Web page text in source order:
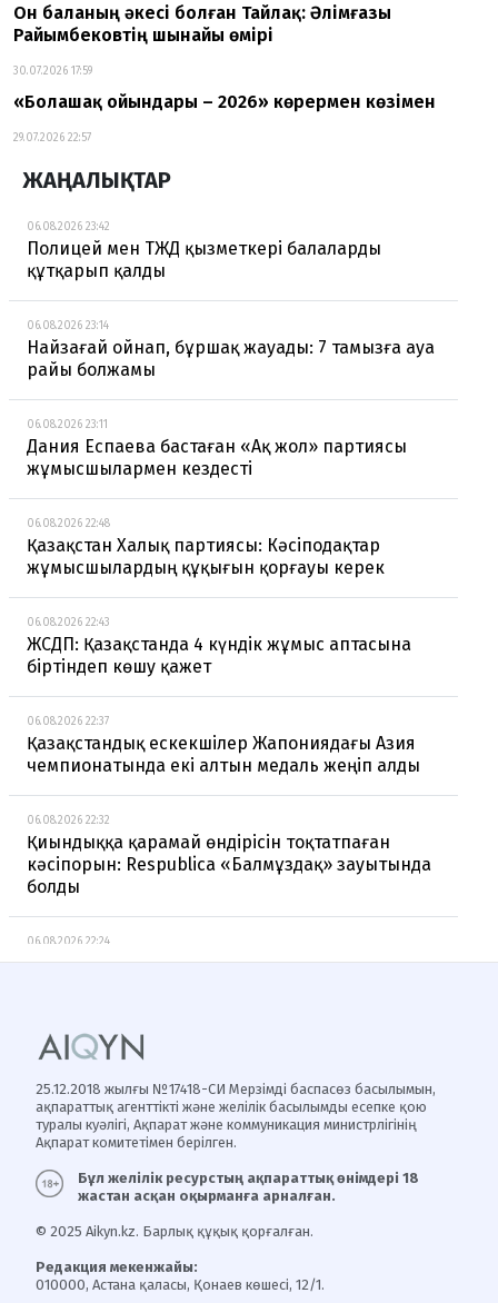
Он баланың әкесі болған Тайлақ: Әлімғазы
Райымбековтің шынайы өмірі
30.07.2026 17:59
«Болашақ ойындары – 2026» көрермен көзімен
29.07.2026 22:57
ЖАҢАЛЫҚТАР
06.08.2026 23:42
Полицей мен ТЖД қызметкері балаларды
құтқарып қалды
06.08.2026 23:14
Найзағай ойнап, бұршақ жауады: 7 тамызға ауа
райы болжамы
06.08.2026 23:11
Дания Еспаева бастаған «Ақ жол» партиясы
жұмысшылармен кездесті
06.08.2026 22:48
Қазақстан Халық партиясы: Кәсіподақтар
жұмысшылардың құқығын қорғауы керек
06.08.2026 22:43
ЖСДП: Қазақстанда 4 күндік жұмыс аптасына
біртіндеп көшу қажет
06.08.2026 22:37
Қазақстандық ескекшілер Жапониядағы Азия
чемпионатында екі алтын медаль жеңіп алды
06.08.2026 22:32
Қиындыққа қарамай өндірісін тоқтатпаған
кәсіпорын: Respublica «Балмұздақ» зауытында
болды
06.08.2026 22:24
«Байтақ» жасылдар партиясы әлеуметтік
06.08.2026 22:14
Испанияның беделді басылымы Димаш туралы
жазды
06.08.2026 22:10
отандық өндіріс пен азық-түлік қауіпсіздігі
талқыланды
06.08.2026 21:36
"Той жасаймыз": Динара Сәтжан қуанышты
25.12.2018 жылғы №17418-СИ Мерзімді баспасөз басылымын,
ақпараттық агенттікті және желілік басылымды есепке қою
туралы куәлігі, Ақпарат және коммуникация министрлігінің
Ақпарат комитетімен берілген.
Бұл желілік ресурстың ақпараттық өнімдері 18
жастан асқан оқырманға арналған.
© 2025 Aikyn.kz. Барлық құқық қорғалған.
Редакция мекенжайы:
010000, Астана қаласы, Қонаев көшесі, 12/1.